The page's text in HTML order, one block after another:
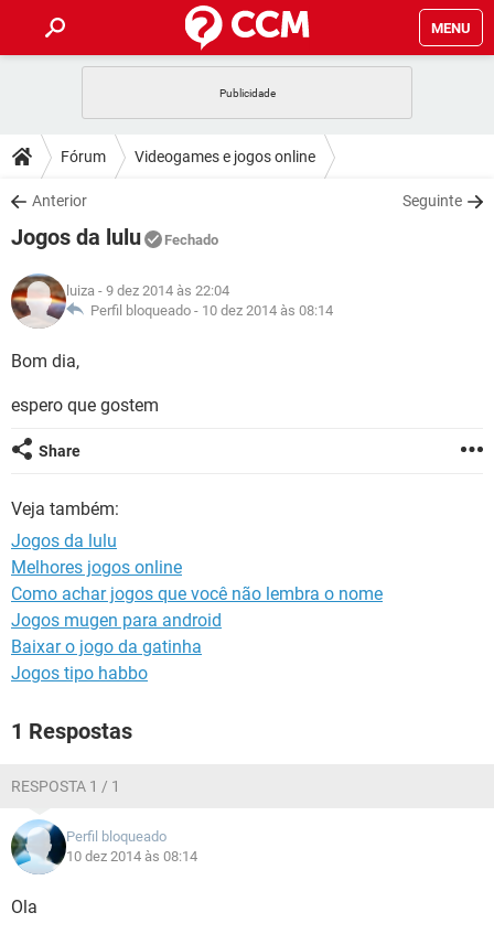
MENU
CELULAR FACEBOOK
OUTLOOK
INSTAGRAM
GUIA DE COMPRAS
DICAS
JOGOS WHATSAPP
INSTAGRAM
GUIA DE COMPRAS
DOWNLOADS
JOGOS
CELULAR
OUTLOOK EXCEL
INSTAGRAM
FÓRUM
JOGOS
CELULAR
OUTLOOK
INSTAGRAM
GUIA DE COMPRAS
GLOSSÁRIO
JOGOS
INSTAGRAM
GUIA DE COMPRAS
Fórum Videogames e jogos online
Anterior Seguinte
Jogos da lulu Fechado
luiza - 9 dez 2014 às 22:04
Perfil bloqueado - 10 dez 2014 às 08:14
Bom dia,
espero que gostem
Share
Veja também:
Jogos da lulu
Melhores jogos online
Como achar jogos que você não lembra o nome
Jogos mugen para android
Baixar o jogo da gatinha
Jogos tipo habbo
1 Respostas
RESPOSTA 1 / 1
Perfil bloqueado
10 dez 2014 às 08:14
Ola